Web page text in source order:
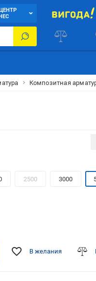
Композитная
2500 3000
В желания